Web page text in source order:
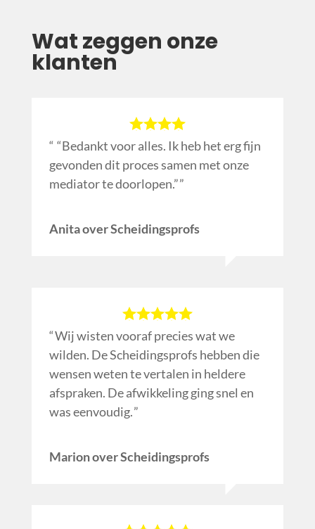
Wat zeggen onze
klanten
“Bedankt voor alles. Ik heb het erg fijn
gevonden dit proces samen met onze
mediator te doorlopen.”
Anita over Scheidingsprofs
Wij wisten vooraf precies wat we
wilden. De Scheidingsprofs hebben die
wensen weten te vertalen in heldere
afspraken. De afwikkeling ging snel en
was eenvoudig.
Marion over Scheidingsprofs